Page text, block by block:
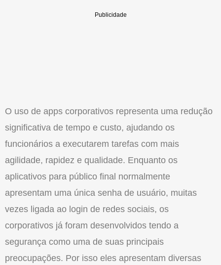
O uso de apps corporativos representa uma redução
significativa de tempo e custo, ajudando os
funcionários a executarem tarefas com mais
agilidade, rapidez e qualidade. Enquanto os
aplicativos para público final normalmente
apresentam uma única senha de usuário, muitas
vezes ligada ao login de redes sociais, os
corporativos já foram desenvolvidos tendo a
segurança como uma de suas principais
preocupações. Por isso eles apresentam diversas